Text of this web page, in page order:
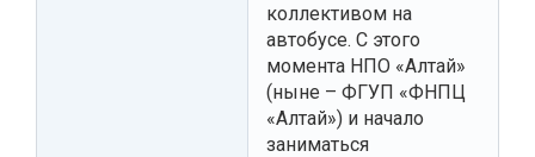
коллективом на
автобусе. С этого
момента НПО «Алтай»
(ныне – ФГУП «ФНПЦ
«Алтай») и начало
заниматься